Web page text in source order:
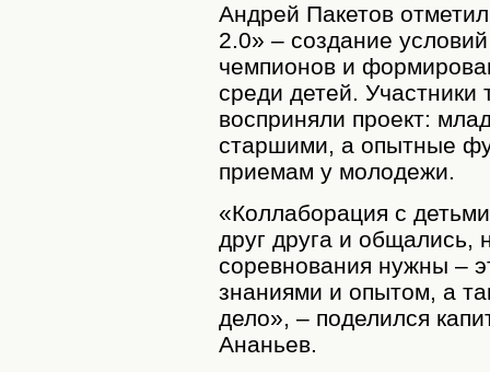
Андрей Пакетов
2.0» – создание
чемпионов и
среди детей. Участники
восприняли проект:
старшими, а опытные
приемам у молодежи.
«Коллаборация с
друг друга и общались,
соревнования нужны –
знаниями и опытом, а
дело», – поделился
Ананьев.